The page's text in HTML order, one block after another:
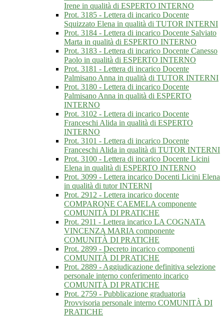
Irene in qualità di ESPERTO INTERNO
Prot. 3185 - Lettera di incarico Docente
Squizzato Elena in qualità di TUTOR INTERNI
Prot. 3184 - Lettera di incarico Docente Salviato
Marta in qualità di ESPERTO INTERNO
Prot. 3183 - Lettera di incarico Docente Canesso
Paolo in qualità di ESPERTO INTERNO
Prot. 3181 - Lettera di incarico Docente
Palmisano Anna in qualità di TUTOR INTERNI
Prot. 3180 - Lettera di incarico Docente
Palmisano Anna in qualità di ESPERTO
INTERNO
Prot. 3102 - Lettera di incarico Docente
Franceschi Alida in qualità di ESPERTO
INTERNO
Prot. 3101 - Lettera di incarico Docente
Franceschi Alida in qualità di TUTOR INTERNI
Prot. 3100 - Lettera di incarico Docente Licini
Elena in qualità di ESPERTO INTERNO
Prot. 3099 - Lettera incarico Docenti Licini Elena
in qualità di tutor INTERNI
Prot. 2912 - Lettera incarico docente
COMPARONE CAEMELA componente
COMUNITÀ DI PRATICHE
Prot. 2911 - Lettera incarico LA COGNATA
VINCENZA MARIA componente
COMUNITÀ DI PRATICHE
Prot. 2899 - Decreto incarico componenti
COMUNITÀ DI PRATICHE
Prot. 2889 - Aggiudicazione definitiva selezione
personale interno conferimento incarico
COMUNITÀ DI PRATICHE
Prot. 2759 - Pubblicazione graduatoria
Provvisoria personale interno COMUNITÀ DI
PRATICHE